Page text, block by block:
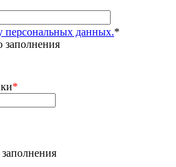
персональных данных.*
заполнения
*
будут
карты